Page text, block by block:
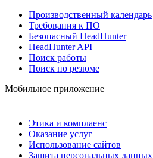
Производственный календарь
Требования к ПО
Безопасный HeadHunter
HeadHunter API
Поиск работы
Поиск по резюме
Мобильное приложение
Этика и комплаенс
Оказание услуг
Использование сайтов
Защита персональных данных